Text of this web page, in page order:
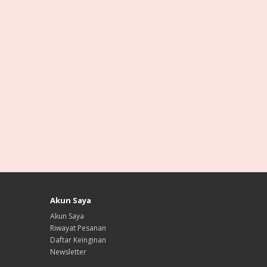
Akun Saya
Akun Saya
Riwayat Pesanan
Daftar Keinginan
Newsletter